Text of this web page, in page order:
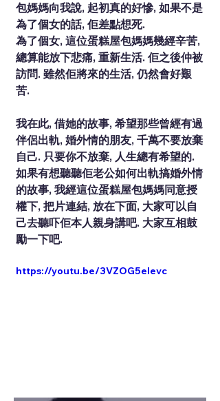
包媽媽向我說, 起初真的好慘, 如果不是
為了個女的話, 佢差點想死.
為了個女, 這位蛋糕屋包媽媽幾經辛苦,
總算能放下悲痛, 重新生活. 佢之後仲被
訪問. 雖然佢將來的生活, 仍然會好艱
苦.
我在此, 借她的故事, 希望那些曾經有過
伴侶出軌, 婚外情的朋友, 千萬不要放棄
自己. 只要你不放棄, 人生總有希望的.
如果有想聽聽佢老公如何出軌搞婚外情
的故事, 我經這位蛋糕屋包媽媽同意授
權下, 把片連結, 放在下面, 大家可以自
己去聽吓佢本人親身講吧. 大家互相鼓
勵一下吧.
https://youtu.be/3VZOG5elevc